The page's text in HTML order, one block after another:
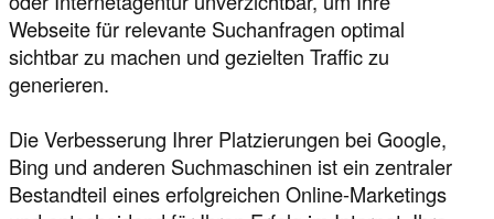
Webseite für relevante Suchanfragen optimal
sichtbar zu machen und gezielten Traffic zu
generieren.
Die Verbesserung Ihrer Platzierungen bei Google,
Bing und anderen Suchmaschinen ist ein zentraler
Bestandteil eines erfolgreichen Online-Marketings